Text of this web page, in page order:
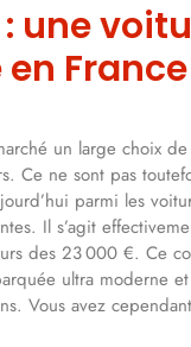
: une
France
un large choix
Ce ne sont pas
parmi les
Il s’agit
des 23 000 €. Ce
ultra moderne
Vous avez